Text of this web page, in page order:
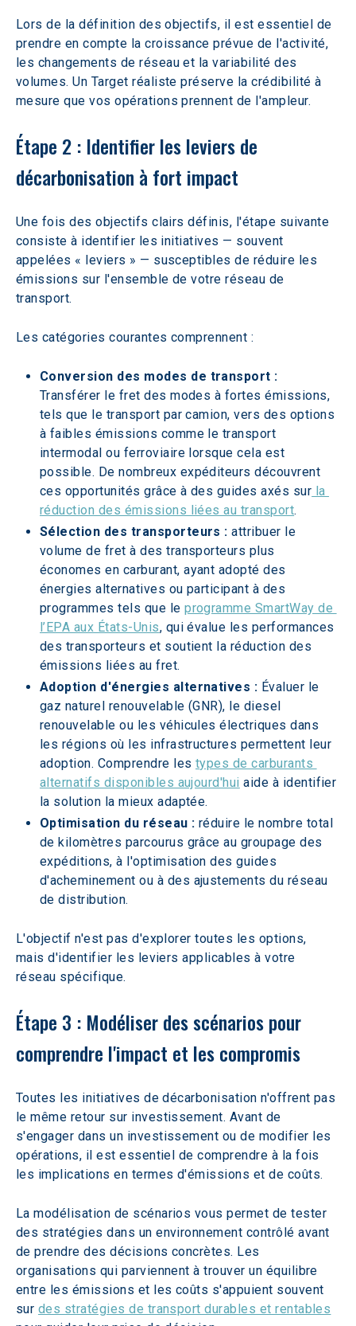
Lors de la définition des objectifs, il est essentiel de
prendre en compte la croissance prévue de l'activité,
les changements de réseau et la variabilité des
volumes. Un Target réaliste préserve la crédibilité à
mesure que vos opérations prennent de l'ampleur.
Étape 2 : Identifier les leviers de
décarbonisation à fort impact
Une fois des objectifs clairs définis, l'étape suivante
consiste à identifier les initiatives — souvent
appelées « leviers » — susceptibles de réduire les
émissions sur l'ensemble de votre réseau de
transport.
Les catégories courantes comprennent :
Conversion des modes de transport :
Transférer le fret des modes à fortes émissions,
tels que le transport par camion, vers des options
à faibles émissions comme le transport
intermodal ou ferroviaire lorsque cela est
possible. De nombreux expéditeurs découvrent
ces opportunités grâce à des guides axés sur la
réduction des émissions liées au transport.
Sélection des transporteurs : attribuer le
volume de fret à des transporteurs plus
économes en carburant, ayant adopté des
énergies alternatives ou participant à des
programmes tels que le programme SmartWay de
l’EPA aux États-Unis, qui évalue les performances
des transporteurs et soutient la réduction des
émissions liées au fret.
Adoption d'énergies alternatives : Évaluer le
gaz naturel renouvelable (GNR), le diesel
renouvelable ou les véhicules électriques dans
les régions où les infrastructures permettent leur
adoption. Comprendre les types de carburants
alternatifs disponibles aujourd'hui aide à identifier
la solution la mieux adaptée.
Optimisation du réseau : réduire le nombre total
de kilomètres parcourus grâce au groupage des
expéditions, à l'optimisation des guides
d'acheminement ou à des ajustements du réseau
de distribution.
L'objectif n'est pas d'explorer toutes les options,
mais d'identifier les leviers applicables à votre
réseau spécifique.
Étape 3 : Modéliser des scénarios pour
comprendre l'impact et les compromis
Toutes les initiatives de décarbonisation n'offrent pas
le même retour sur investissement. Avant de
s'engager dans un investissement ou de modifier les
opérations, il est essentiel de comprendre à la fois
les implications en termes d'émissions et de coûts.
La modélisation de scénarios vous permet de tester
des stratégies dans un environnement contrôlé avant
de prendre des décisions concrètes. Les
organisations qui parviennent à trouver un équilibre
entre les émissions et les coûts s'appuient souvent
sur des stratégies de transport durables et rentables